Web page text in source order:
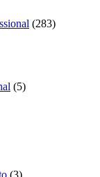
(283)
(5)
(3)